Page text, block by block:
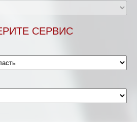
СЕРВИС